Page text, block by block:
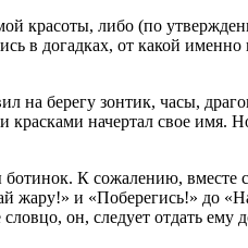
красоты, либо (по
в догадках, от какой
на берегу зонтик, часы,
начертал свое имя.
ботинок. К сожалению, вместе
жару!» и «Поберегись!» до
он, следует отдать ему